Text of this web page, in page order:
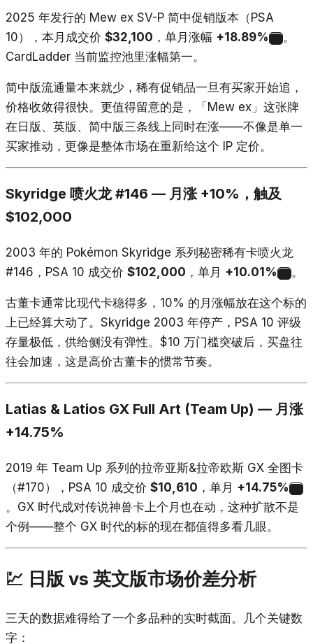
2025 年发行的 Mew ex SV-P 简中促销版本（PSA
10），本月成交价 $32,100 ，单月涨幅 +18.89%
。
CardLadder 当前监控池里涨幅第一。
简中版流通量本来就少，稀有促销品一旦有买家开始追，
价格收敛得很快。更值得留意的是，「Mew ex」这张牌
在日版、英版、简中版三条线上同时在涨——不像是单一
买家推动，更像是整体市场在重新给这个 IP 定价。
Skyridge 喷火龙 #146 — 月涨 +10%，触及
$102,000
2003 年的 Pokémon Skyridge 系列秘密稀有卡喷火龙
#146，PSA 10 成交价 $102,000 ，单月 +10.01% 。
古董卡通常比现代卡稳得多，10% 的月涨幅放在这个标的
上已经算大动了。Skyridge 2003 年停产，PSA 10 评级
存量极低，供给侧没有弹性。$10 万门槛突破后，买盘往
往会加速，这是高价古董卡的惯常节奏。
Latias & Latios GX Full Art (Team Up) — 月涨
+14.75%
2019 年 Team Up 系列的拉帝亚斯&拉帝欧斯 GX 全图卡
（#170），PSA 10 成交价 $10,610 ，单月 +14.75%
。GX 时代成对传说神兽卡上个月也在动，这种扩散不是
个例——整个 GX 时代的标的现在都值得多看几眼。
💹 日版 vs 英文版市场价差分析
三天的数据难得给了一个多品种的实时截面。几个关键数
字：